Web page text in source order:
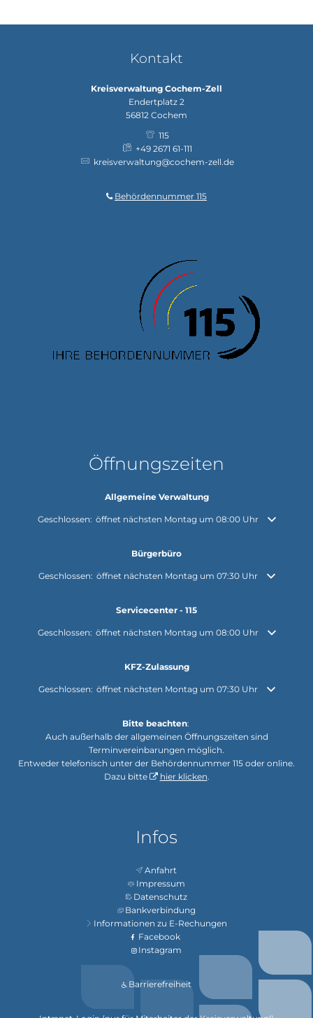
Kontakt
Kreisverwaltung Cochem-Zell
Endertplatz 2
56812 Cochem
115
+49 2671 61-111
kreisverwaltung@cochem-zell.de
Behördennummer 115
Öffnungszeiten
Allgemeine Verwaltung
Klicken, um weitere Öffnungs- oder Schließzeiten auszublenden
Geschlossen: öffnet nächsten Montag um 08:00 Uhr
Bürgerbüro
Klicken, um weitere Öffnungs- oder Schließzeiten auszublenden
Geschlossen: öffnet nächsten Montag um 07:30 Uhr
Servicecenter - 115
Klicken, um weitere Öffnungs- oder Schließzeiten auszublenden
Geschlossen: öffnet nächsten Montag um 08:00 Uhr
KFZ-Zulassung
Klicken, um weitere Öffnungs- oder Schließzeiten auszublenden
Geschlossen: öffnet nächsten Montag um 07:30 Uhr
Bitte beachten:
Auch außerhalb der allgemeinen Öffnungszeiten sind
Terminvereinbarungen möglich.
Entweder telefonisch unter der Behördennummer 115 oder online.
Dazu bitte
hier klicken.
Infos
Anfahrt
Impressum
Datenschutz
Bankverbindung
Informationen zu E-Rechungen
Facebook
Instagram
Barrierefreiheit